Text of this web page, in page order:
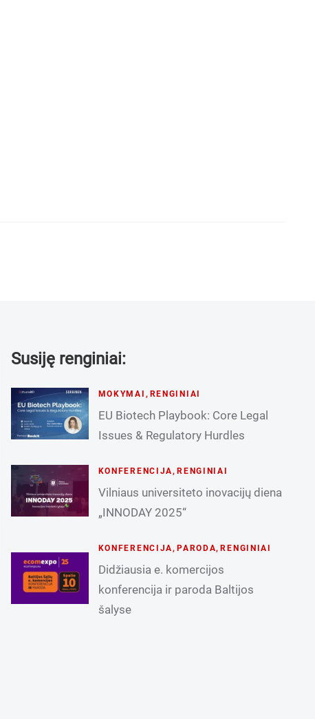
Susiję renginiai:
MOKYMAI , RENGINIAI
EU Biotech Playbook: Core Legal
Issues & Regulatory Hurdles
KONFERENCIJA ,RENGINIAI
Vilniaus universiteto inovacijų diena
„INNODAY 2025“
KONFERENCIJA ,PARODA,RENGINIAI
Didžiausia e. komercijos
konferencija ir paroda Baltijos
šalyse